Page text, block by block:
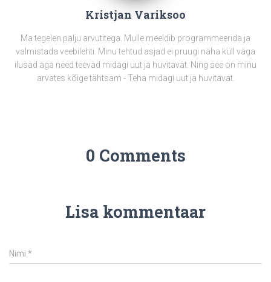
Kristjan Variksoo
Ma tegelen palju arvutitega. Mulle meeldib programmeerida ja
valmistada veebilehti. Minu tehtud asjad ei pruugi näha küll väga
ilusad aga need teevad midagi uut ja huvitavat. Ning see on minu
arvates kõige tähtsam - Teha midagi uut ja huvitavat.
0 Comments
Lisa kommentaar
Nimi *